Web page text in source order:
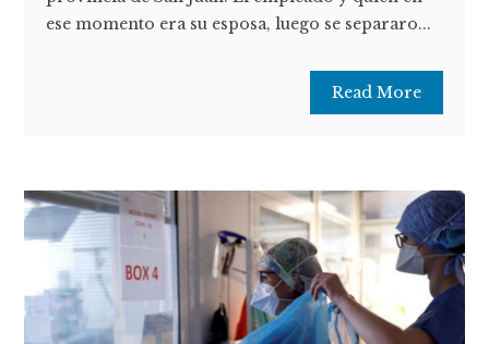
ese momento era su esposa, luego se separaro...
Read More